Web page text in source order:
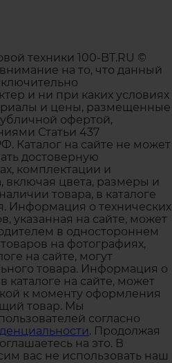
техники 100-BT.RU ©
на то, что данный
и ни при каких условиях
и цены, размещенные
офертой,
Статьи 437
Каталог на сайте не может
достоверную
комплектации и
включая цвета, размеры и
товара, в каталоге
Информация о технических
указанная на сайте, может
в одностороннем
на фотографиях,
на сайте, могут
товара. Информация о
каталоге на сайте, может
к моменту оформления
товар. Мы
согласно
. Продолжая
на это. В
вас не использовать наш